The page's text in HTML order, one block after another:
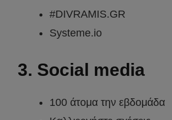
#DIVRAMIS.GR
Systeme.io
3. Social media
100 άτομα την εβδομάδα